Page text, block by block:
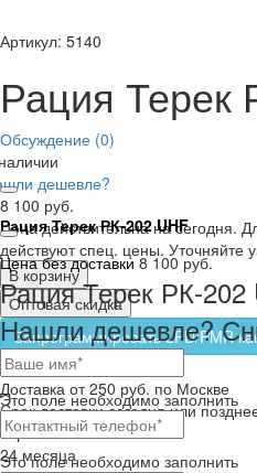
Артикул: 5140
Рация Терек
Обсуждение (0)
Рация Терек РК-202 UHF
Цена без доставки 8 100 руб.
Рация Терек РК-202
Нашли дешевле?
Это поле необходимо заполнить
Это поле необходимо заполнить
дешевле?
8 100 руб.
Цена действительна на сегодня.
действуют спец. цены. Уточняйте
В корзину
Оптовая скидка
Запрограммировать LPD/PMR
Самовывоз
Доставка от 250 руб. по Москве
Cрок доставки сегодня или
Гарантия
24 месяца